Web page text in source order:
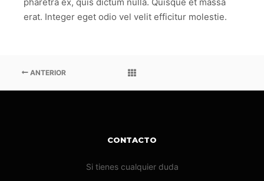
erat. Integer eget odio vel velit efficitur molestie.
ANTERIOR
CONTACTO
Si tienes cualquier duda